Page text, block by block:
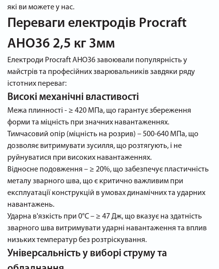
які ви можете у нас.
Переваги електродів Procraft
AHO36 2,5 кг 3мм
Електроди Procraft AHO36 завоювали популярність у
майстрів та професійних зварювальників завдяки ряду
істотних переваг:
Високі механічні властивості
Межа плинності - ≥ 420 МПа, що гарантує збереження
форми та міцність при значних навантаженнях.
Тимчасовий опір (міцність на розрив) – 500-640 МПа, що
дозволяє витримувати зусилля, що розтягують, і не
руйнуватися при високих навантаженнях.
Відносне подовження – ≥ 20%, що забезпечує пластичність
металу зварного шва, що є критично важливим при
експлуатації конструкцій в умовах динамічних та ударних
навантажень.
Ударна в'язкість при 0°С – ≥ 47 Дж, що вказує на здатність
зварного шва витримувати ударні навантаження та вплив
низьких температур без розтріскування.
Універсальність у виборі струму та